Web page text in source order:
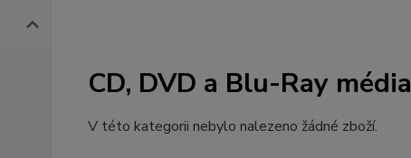
CD, DVD a Blu-Ray média
V této kategorii nebylo nalezeno žádné zboží.